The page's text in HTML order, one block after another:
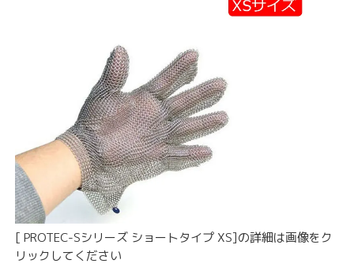
[ PROTEC-Sシリーズ ショートタイプ XS]の詳細は画像をク
リックしてください